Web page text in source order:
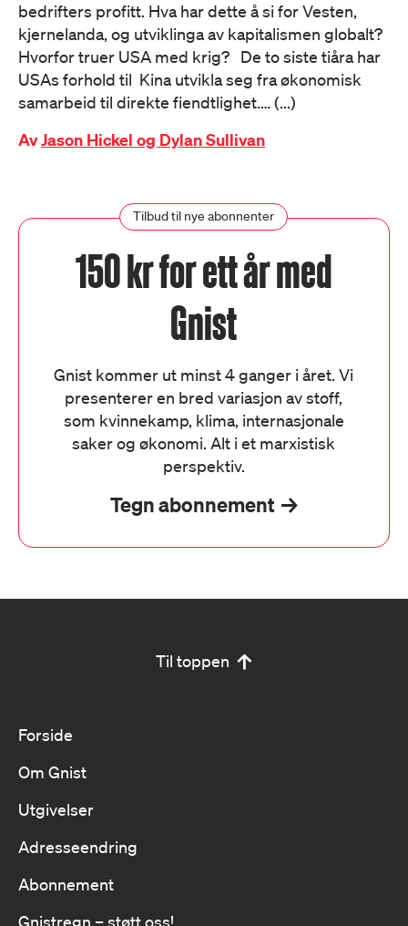
bedrifters profitt. Hva har dette å si for Vesten,
kjernelanda, og utviklinga av kapitalismen globalt?
Hvorfor truer USA med krig? De to siste tiåra har
USAs forhold til Kina utvikla seg fra økonomisk
samarbeid til direkte fiendtlighet.… (...)
AvJason Hickel og Dylan Sullivan
Tilbud til nye abonnenter
150 kr for ett år med
Gnist
Gnist kommer ut minst 4 ganger i året. Vi
presenterer en bred variasjon av stoff,
som kvinnekamp, klima, internasjonale
saker og økonomi. Alt i et marxistisk
perspektiv.
Tegn abonnement
Til toppen
Forside
Om Gnist
Utgivelser
Adresseendring
Abonnement
Gnistregn – støtt oss!